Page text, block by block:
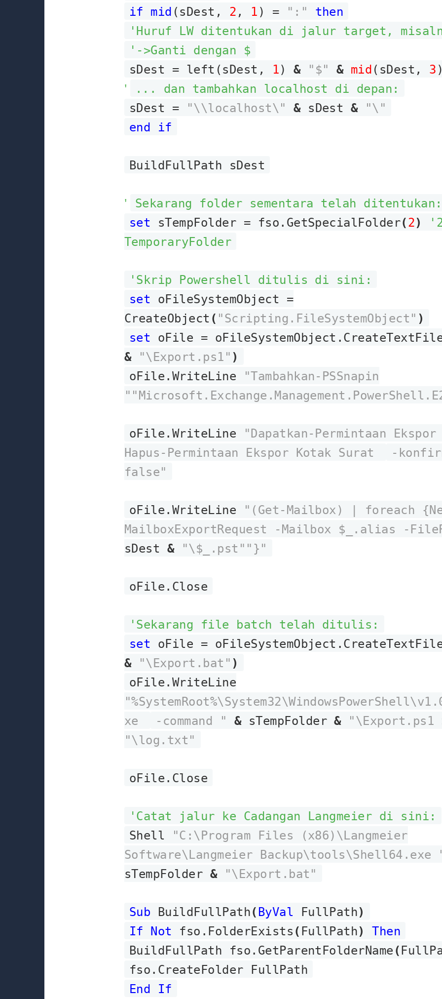
if mid (sDest, 2 , 1 ) = ":"
then
'Huruf LW ditentukan di jalur target,
'->Ganti dengan $
sDest = left(sDest, 1)& "$" & mid (sDest, 3 )
'
... dan tambahkan localhost di depan:
sDest =
"\\localhost\" &sDest &
"\"
end if
BuildFullPath sDest
'
Sekarang folder sementara telah ditentukan:
set sTempFolder = fso.GetSpecialFolder(2)
TemporaryFolder
'Skrip Powershell ditulis di sini:
set oFileSystemObject =
CreateObject ( "Scripting.FileSystemObject" )
set oFile =
&
"\Export.ps1" )
oFile.WriteLine
"Tambahkan-PSSnapin
oFile.WriteLine
"Dapatkan-Permintaan
Hapus-Permintaan Ekspor Kotak Surat
-
false"
oFile.WriteLine
"(Get-Mailbox) | foreach
MailboxExportRequest -Mailbox $_.alias -
sDest & "\$_.pst""}"
oFile.Close
'Sekarang file batch telah ditulis:
set oFile =
&
"\Export.bat" )
oFile.WriteLine
xe
-command " &sTempFolder& "\Export.ps1
"\log.txt"
oFile.Close
'Catat jalur ke Cadangan Langmeier di sini:
Shell
"C:\Program Files (x86)\Langmeier
Software\Langmeier Backup\tools\Shell64.exe
sTempFolder & "\Export.bat"
Sub BuildFullPath( ByVal FullPath)
If Not fso.FolderExists ( FullPath)
Then
BuildFullPath fso.GetParentFolderName (
fso.CreateFolder FullPath
End If